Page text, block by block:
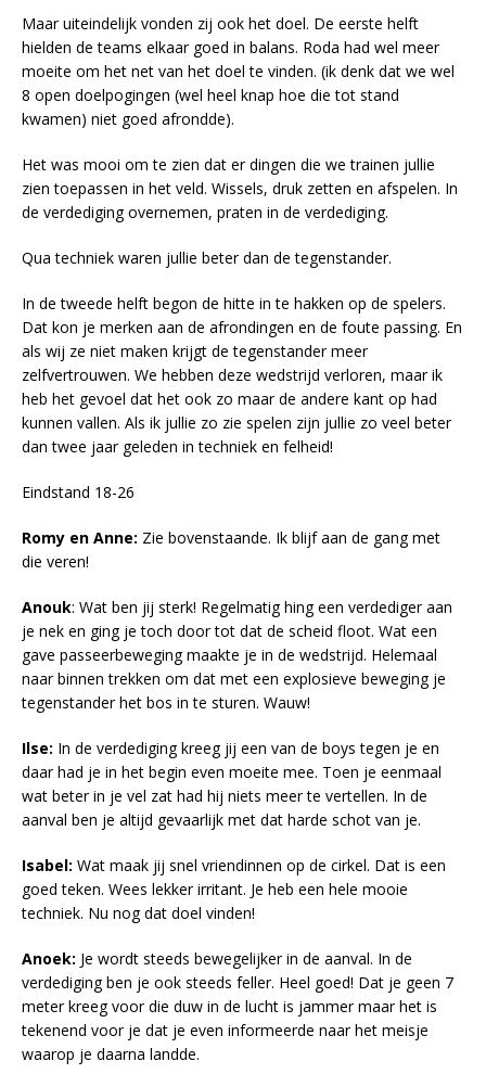
Maar uiteindelijk vonden zij ook het doel. De eerste helft
hielden de teams elkaar goed in balans. Roda had wel meer
moeite om het net van het doel te vinden. (ik denk dat we wel
8 open doelpogingen (wel heel knap hoe die tot stand
kwamen) niet goed afrondde).
Het was mooi om te zien dat er dingen die we trainen jullie
zien toepassen in het veld. Wissels, druk zetten en afspelen. In
de verdediging overnemen, praten in de verdediging.
Qua techniek waren jullie beter dan de tegenstander.
In de tweede helft begon de hitte in te hakken op de spelers.
Dat kon je merken aan de afrondingen en de foute passing. En
als wij ze niet maken krijgt de tegenstander meer
zelfvertrouwen. We hebben deze wedstrijd verloren, maar ik
heb het gevoel dat het ook zo maar de andere kant op had
kunnen vallen. Als ik jullie zo zie spelen zijn jullie zo veel beter
dan twee jaar geleden in techniek en felheid!
Eindstand 18-26
Romy en Anne: Zie bovenstaande. Ik blijf aan de gang met
die veren!
Anouk: Wat ben jij sterk! Regelmatig hing een verdediger aan
je nek en ging je toch door tot dat de scheid floot. Wat een
gave passeerbeweging maakte je in de wedstrijd. Helemaal
naar binnen trekken om dat met een explosieve beweging je
tegenstander het bos in te sturen. Wauw!
Ilse: In de verdediging kreeg jij een van de boys tegen je en
daar had je in het begin even moeite mee. Toen je eenmaal
wat beter in je vel zat had hij niets meer te vertellen. In de
aanval ben je altijd gevaarlijk met dat harde schot van je.
Isabel: Wat maak jij snel vriendinnen op de cirkel. Dat is een
goed teken. Wees lekker irritant. Je heb een hele mooie
techniek. Nu nog dat doel vinden!
Anoek: Je wordt steeds bewegelijker in de aanval. In de
verdediging ben je ook steeds feller. Heel goed! Dat je geen 7
meter kreeg voor die duw in de lucht is jammer maar het is
tekenend voor je dat je even informeerde naar het meisje
waarop je daarna landde.